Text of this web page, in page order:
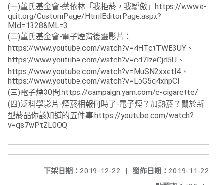
(一)董氏基金會-蔡依林「我拒菸，我驕傲」https://www.e-
quit.org/CustomPage/HtmlEditorPage.aspx?
MId=1328&ML=3
(二)董氏基金會-電子煙背後靈影片：
https://www.youtube.com/watch?v=4HTctTWE3UY、
https://www.youtube.com/watch?v=cd7lzeCjd5U、
https://www.youtube.com/watch?v=MuSN2xxetl4、
https://www.youtube.com/watch?v=LoG5q4xnpCI
(三)電子煙30問:https://campaign.yam.com/e-cigarette/
(四)泛科學影片-煙菸相報何時了-電子煙？加熱菸？關於新
型菸品你該知道的五件事:https://youtube.com/watch?
v=qs7wPtZL0OQ
發佈日期： 2019-11-22
下架日期： 2019-12-22
|